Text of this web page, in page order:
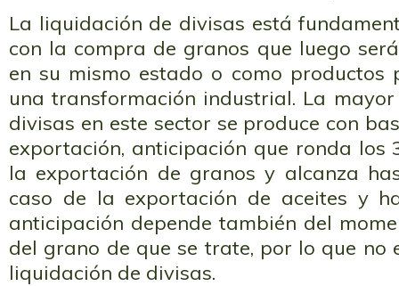
La liquidación de divisas está
con la compra de granos que luego
en su mismo estado o como productos
una transformación industrial. La
divisas en este sector se produce con
exportación, anticipación que ronda los
la exportación de granos y alcanza
caso de la exportación de aceites y
anticipación depende también del
del grano de que se trate, por lo que no
liquidación de divisas.